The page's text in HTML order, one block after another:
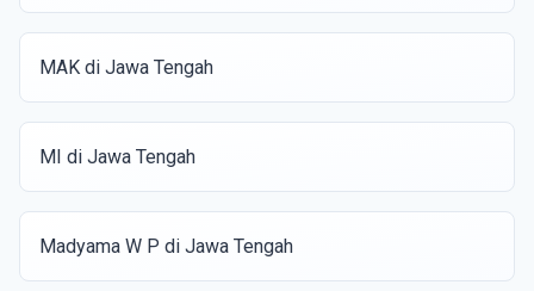
MAK di Jawa Tengah
MI di Jawa Tengah
Madyama W P di Jawa Tengah